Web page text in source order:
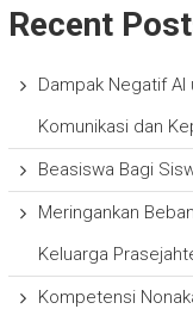
Recent
Dampak Negatif
Komunikasi dan
Beasiswa Bagi
Meringankan
Keluarga
Kompetensi